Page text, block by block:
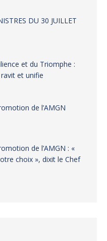
DU 30 JUILLET
et du Triomphe :
et unifie
de l’AMGN
de l’AMGN : «
choix », dixit le Chef